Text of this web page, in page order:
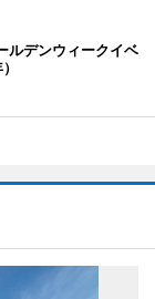
デンウィークイベ